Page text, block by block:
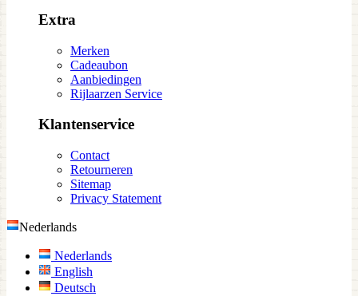
Extra
Merken
Cadeaubon
Aanbiedingen
Rijlaarzen Service
Klantenservice
Contact
Retourneren
Sitemap
Privacy Statement
Nederlands
Nederlands
English
Deutsch